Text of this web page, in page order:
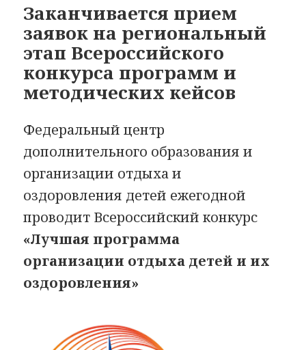
Заканчивается прием
заявок на региональный
этап Всероссийского
конкурса программ и
методических кейсов
Федеральный центр
дополнительного образования и
организации отдыха и
оздоровления детей ежегодной
проводит Всероссийский конкурс
«Лучшая программа
организации отдыха детей и их
оздоровления»